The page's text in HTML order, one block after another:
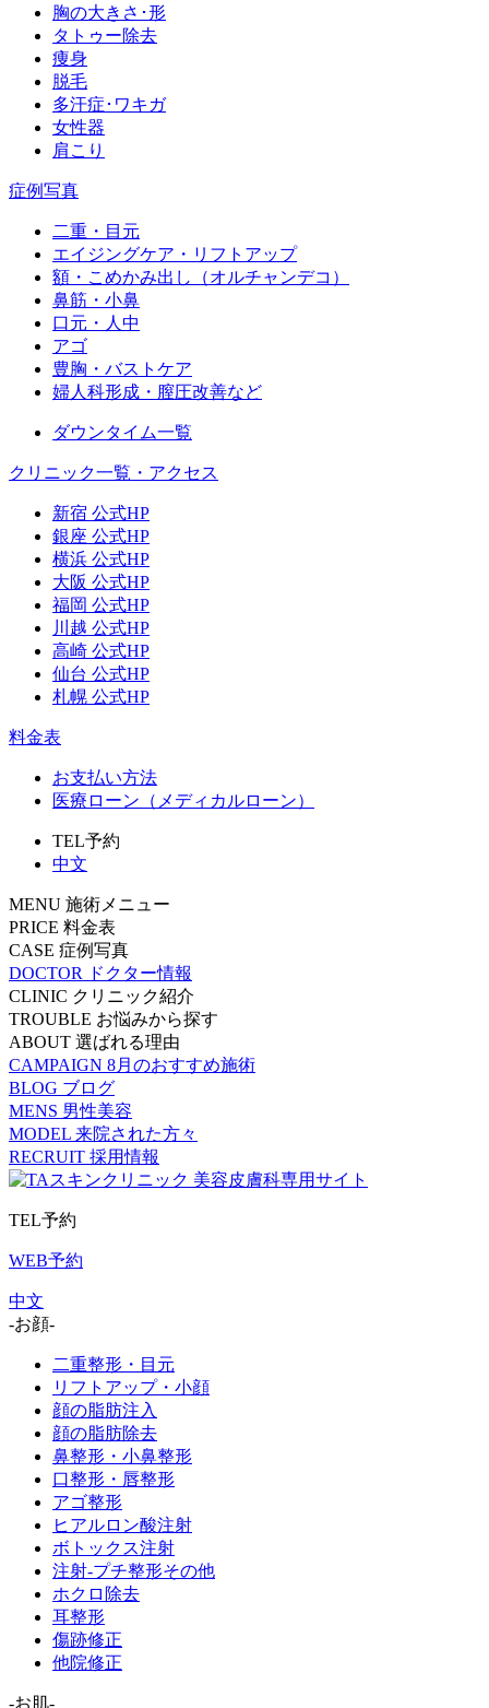
胸の大きさ･形
タトゥー除去
痩身
脱毛
多汗症･ワキガ
女性器
肩こり
症例写真
二重・目元
エイジングケア・リフトアップ
額・こめかみ出し（オルチャンデコ）
鼻筋・小鼻
口元・人中
アゴ
豊胸・バストケア
婦人科形成・膣圧改善など
ダウンタイム一覧
クリニック一覧・アクセス
新宿 公式HP
銀座 公式HP
横浜 公式HP
大阪 公式HP
福岡 公式HP
川越 公式HP
高崎 公式HP
仙台 公式HP
札幌 公式HP
料金表
お支払い方法
医療ローン（メディカルローン）
TEL予約
中文
MENU 施術メニュー
PRICE 料金表
CASE 症例写真
DOCTOR
ドクター情報
CLINIC クリニック紹介
TROUBLE お悩みから探す
ABOUT 選ばれる理由
CAMPAIGN 8月のおすすめ施術
BLOG ブログ
MENS 男性美容
MODEL 来院された方々
RECRUIT 採用情報
TEL予約
WEB予約
中文
-お顔-
二重整形・目元
リフトアップ・小顔
顔の脂肪注入
顔の脂肪除去
鼻整形・小鼻整形
口整形・唇整形
アゴ整形
ヒアルロン酸注射
ボトックス注射
注射-プチ整形その他
ホクロ除去
耳整形
傷跡修正
他院修正
-お肌-